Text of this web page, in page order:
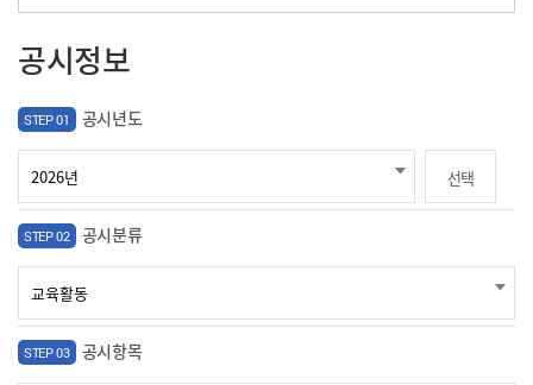
공시정보
STEP 01 공시년도
선택
STEP 02 공시분류
STEP 03 공시항목